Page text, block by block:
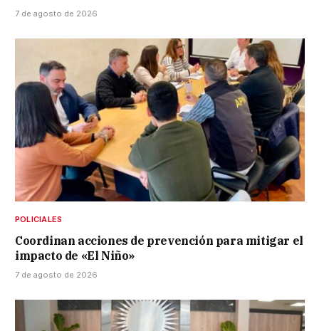
7 de agosto de 2026
POLICIALES
Coordinan acciones de prevención para mitigar el
impacto de «El Niño»
7 de agosto de 2026